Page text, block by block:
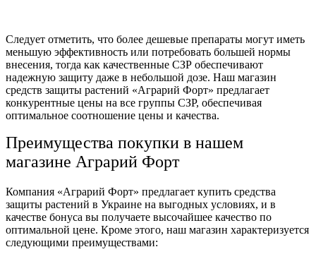
Следует отметить, что более дешевые препараты могут иметь
меньшую эффективность или потребовать большей нормы
внесения, тогда как качественные СЗР обеспечивают
надежную защиту даже в небольшой дозе. Наш магазин
средств защиты растений «Аграрий Форт» предлагает
конкурентные цены на все группы СЗР, обеспечивая
оптимальное соотношение цены и качества.
Преимущества покупки в нашем
магазине Аграрий Форт
Компания «Аграрий Форт» предлагает купить средства
защиты растений в Украине на выгодных условиях, и в
качестве бонуса вы получаете высочайшее качество по
оптимальной цене. Кроме этого, наш магазин характеризуется
следующими преимуществами: